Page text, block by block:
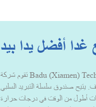
غدا أفضل يدا بيد
تقوم شركة Badu (Xiamen) Technology بتصميم وتصنيع حلول وخدمات تعبئة
يتيح صندوق سلسلة التبريد السلبي
أطول من الوقت في درجات حرارة